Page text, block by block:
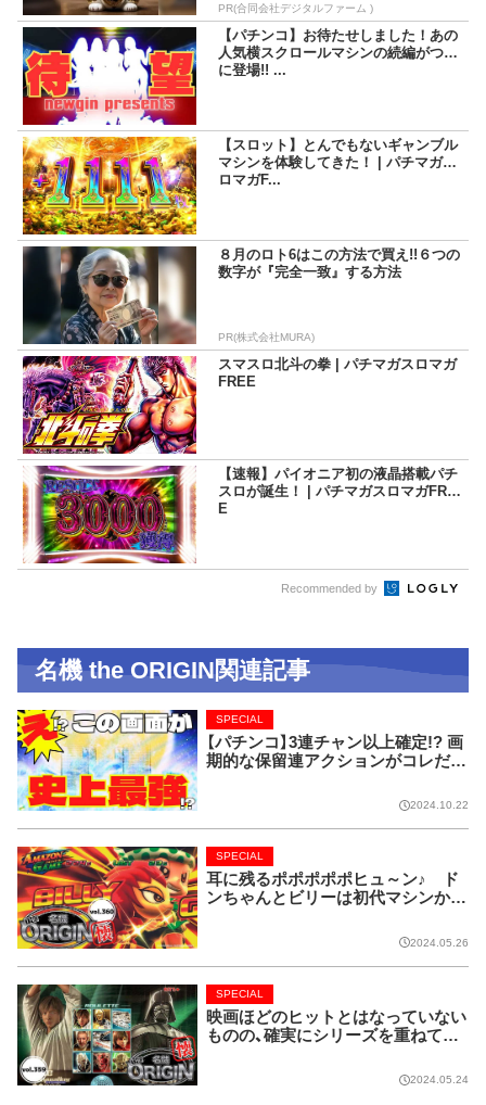
PR(合同会社デジタルファーム )
【パチンコ】お待たせしました！あの
人気横スクロールマシンの続編がつい
に登場!! ...
【スロット】とんでもないギャンブル
マシンを体験してきた！ | パチマガス
ロマガF...
８月のロト6はこの方法で買え!!６つの
数字が『完全一致』する方法
PR(株式会社MURA)
スマスロ北斗の拳 | パチマガスロマガ
FREE
【速報】パイオニア初の液晶搭載パチ
スロが誕生！ | パチマガスロマガFRE
E
Recommended by
名機 the ORIGIN関連記事
【パチンコ】3連チャン以上確定!? 画
期的な保留連アクションがコレだ!
SPECIAL
2024.10.22
耳に残るポポポポポヒュ～ン♪ ド
ンちゃんとビリーは初代マシンから
SPECIAL
2024.05.26
映画ほどのヒットとはなっていない
ものの、確実にシリーズを重ねてい
SPECIAL
2024.05.24